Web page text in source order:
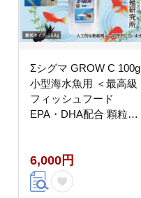
Σシグマ GROW C 100g
小型海水魚用 ＜最高級
フィッシュフード
EPA・DHA配合 顆粒タ
ダイ など 【餌 えさ エ
サ】【観賞魚 餌やり】
【水槽/熱帯魚/観賞魚/
6,000円